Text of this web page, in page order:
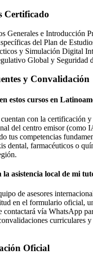
Certificado
Generales e Introducción
del Plan de
y Simulación Digital
Global y Seguridad
y Convalidación
estos cursos en
con la certificación
del centro emisor (como
tus competencias
dental, farmacéuticos o
la asistencia local de mi
de asesores
en el formulario oficial,
contactará vía WhatsApp
curriculares
Oficial